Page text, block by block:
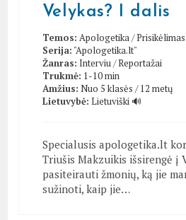
Velykas? I dalis
Temos: Apologetika/Prisikėlimas
Serija: "Apologetika.lt"
Žanras: Interviu/Reportažai
Trukmė: 1-10 min
Amžius: Nuo 5 klasės / 12 metų
Lietuvybė: Lietuviški 🔊
Specialusis apologetika.lt
Triušis Makzuikis išsirengė į
pasiteirauti žmonių, ką jie
sužinoti, kaip jie…